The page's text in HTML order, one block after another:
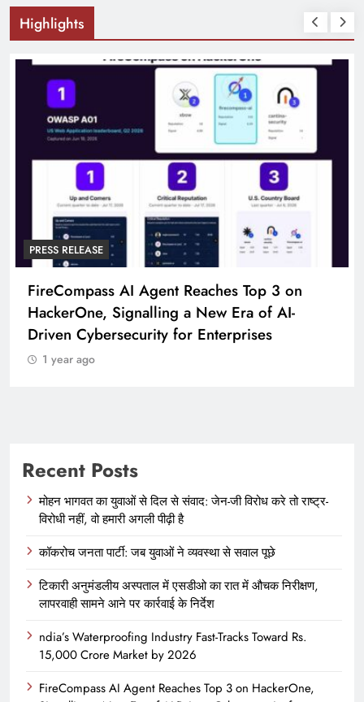
Highlights
PRESS RELEASE
FireCompass AI Agent Reaches Top 3 on
HackerOne, Signalling a New Era of AI-
Driven Cybersecurity for Enterprises
1 year ago
Recent Posts
मोहन भागवत का युवाओं से दिल से संवाद: जेन-जी विरोध करे तो राष्ट्र-
विरोधी नहीं, वो हमारी अगली पीढ़ी है
कॉकरोच जनता पार्टी: जब युवाओं ने व्यवस्था से सवाल पूछे
टिकारी अनुमंडलीय अस्पताल में एसडीओ का रात में औचक निरीक्षण,
लापरवाही सामने आने पर कार्रवाई के निर्देश
ndia’s Waterproofing Industry Fast-Tracks Toward Rs.
15,000 Crore Market by 2026
FireCompass AI Agent Reaches Top 3 on HackerOne,